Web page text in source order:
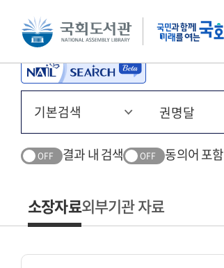
본문 바로가기 주메뉴 바로가기
OFF 결과 내 검색 OFF 동의어 포함
소장자료외부기관 자료